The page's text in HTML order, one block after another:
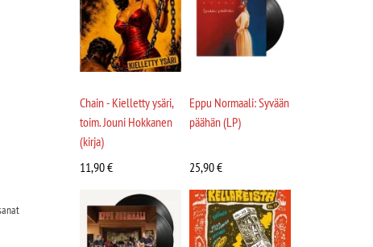
Chain - Kielletty ysäri,
toim. Jouni Hokkanen
(kirja)
11,90€
Eppu Normaali: Syvään
päähän (LP)
25,90€